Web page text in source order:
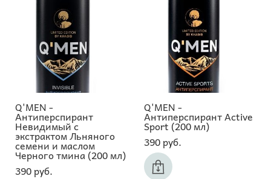
Q'MEN -
Антиперспирант
Невидимый с
экстрактом Льняного
семени и маслом
Черного тмина (200 мл)
390 pуб.
Q'MEN -
Антиперспирант Active
Sport (200 мл)
390 pуб.